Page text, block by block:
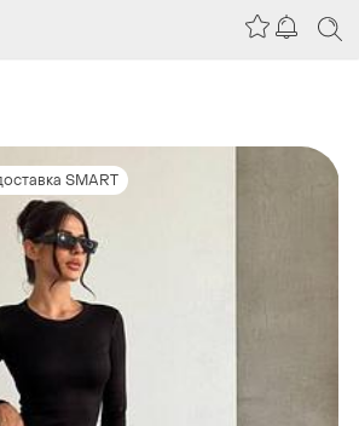
SMART